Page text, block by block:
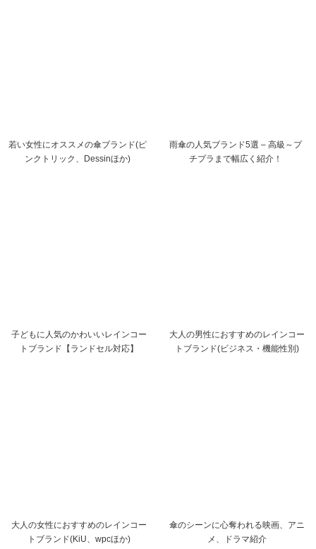
若い女性にオススメの傘ブランド(ピ
ンクトリック、Dessinほか)
雨傘の人気ブランド5選 – 高級～プ
チプラまで幅広く紹介！
子どもに人気のかわいいレインコー
トブランド【ランドセル対応】
大人の男性におすすめのレインコー
トブランド(ビジネス・機能性別)
大人の女性におすすめのレインコー
トブランド(KiU、wpcほか)
傘のシーンに心奪われる映画、アニ
メ、ドラマ紹介